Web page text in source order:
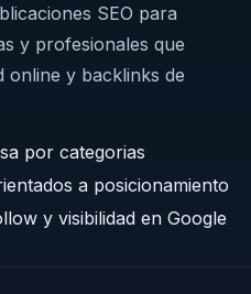
SEO para
y profesionales que
online y backlinks de
por categorias
a posicionamiento
y visibilidad en Google